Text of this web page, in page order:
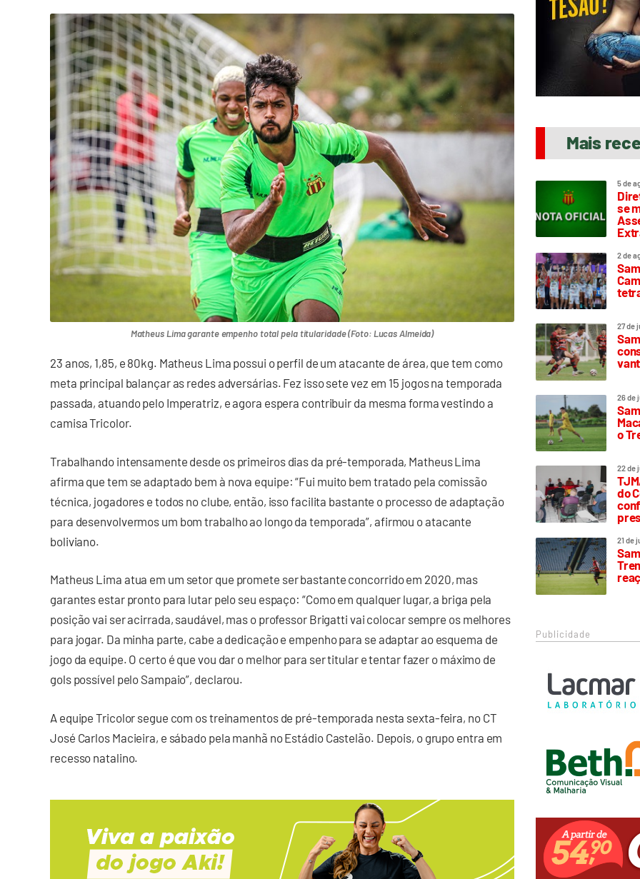
Matheus Lima garante empenho total pela titularidade (Foto: Lucas Almeida)
23 anos, 1,85, e 80kg. Matheus Lima possui o perfil de um atacante de área, que tem como
meta principal balançar as redes adversárias. Fez isso sete vez em 15 jogos na temporada
passada, atuando pelo Imperatriz, e agora espera contribuir da mesma forma vestindo a
camisa Tricolor.
Trabalhando intensamente desde os primeiros dias da pré-temporada, Matheus Lima
afirma que tem se adaptado bem à nova equipe: “Fui muito bem tratado pela comissão
técnica, jogadores e todos no clube, então, isso facilita bastante o processo de adaptação
para desenvolvermos um bom trabalho ao longo da temporada”, afirmou o atacante
boliviano.
Matheus Lima atua em um setor que promete ser bastante concorrido em 2020, mas
garantes estar pronto para lutar pelo seu espaço: “Como em qualquer lugar, a briga pela
posição vai ser acirrada, saudável, mas o professor Brigatti vai colocar sempre os melhores
para jogar. Da minha parte, cabe a dedicação e empenho para se adaptar ao esquema de
jogo da equipe. O certo é que vou dar o melhor para ser titular e tentar fazer o máximo de
gols possível pelo Sampaio”, declarou.
A equipe Tricolor segue com os treinamentos de pré-temporada nesta sexta-feira, no CT
José Carlos Macieira, e sábado pela manhã no Estádio Castelão. Depois, o grupo entra em
recesso natalino.
Mais
5 de
se
2 de
27 de
26 de
o
22 de
do
21 de
Publicidade